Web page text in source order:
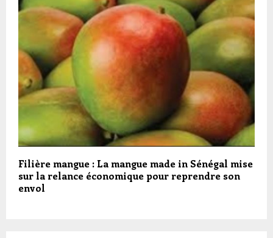
Filière mangue : La mangue made in Sénégal mise
sur la relance économique pour reprendre son
envol